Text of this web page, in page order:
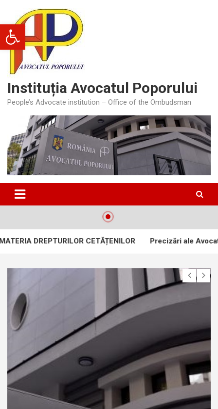
Deschide bara de unelte
content
Instituția Avocatul Poporului
People’s Advocate institution – Office of the Ombudsman
DREPTURILOR CETĂȚENILOR Precizări ale Avocatului